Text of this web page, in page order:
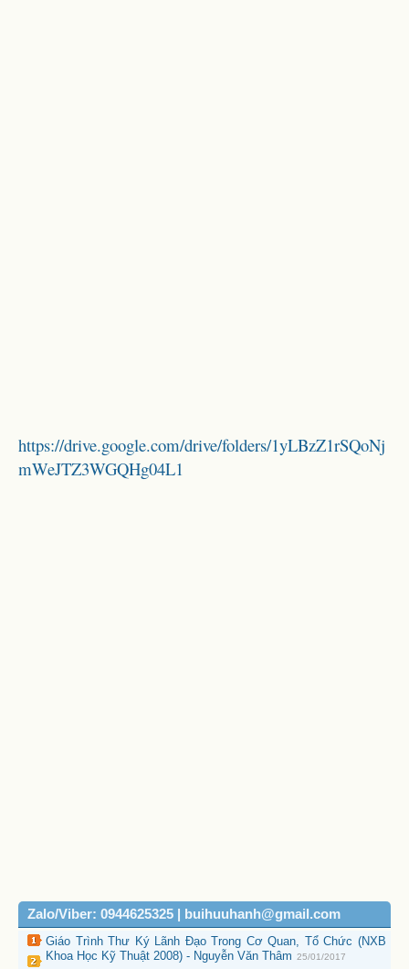
https://drive.google.com/drive/folders/1yLBzZ1rSQoNj
mWeJTZ3WGQHg04L1
Zalo/Viber: 0944625325 | buihuuhanh@gmail.com
Giáo Trình Thư Ký Lãnh Đạo Trong Cơ Quan, Tổ Chức (NXB
Khoa Học Kỹ Thuật 2008) - Nguyễn Văn Thâm 25/01/2017